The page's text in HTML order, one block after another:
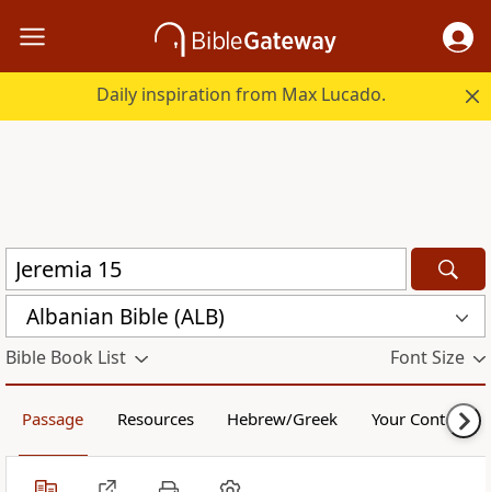
Daily inspiration from Max Lucado.
Albanian Bible (ALB)
Bible Book List Font Size
Passage Resources Hebrew/Greek Your Content